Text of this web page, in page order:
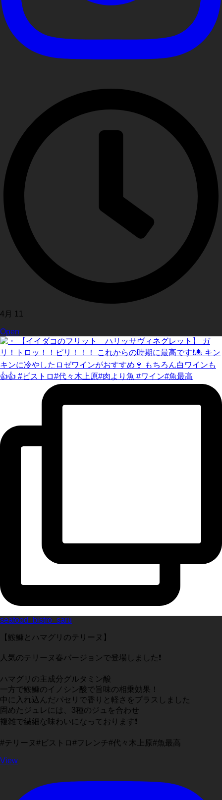
4月 11
Open
seafood_bistro_saru
【鮟鱇とハマグリのテリーヌ】
人気のテリーヌ春バージョンで登場しました❗️
ハマグリの主成分グルタミン酸
一方で鮟鱇のイノシン酸で旨味の相乗効果！
中に入れ込んだパセリで香りと軽さをプラスしました
固めたジュレには、3種のジュを合わせ
複雑で繊細な味わいになっております❗️
#テリーヌ#ビストロ#フレンチ#代々木上原#魚最高
View